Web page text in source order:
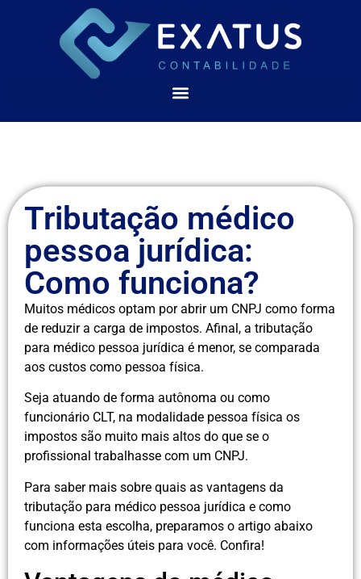
Tributação médico
pessoa jurídica:
Como funciona?
Muitos médicos optam por abrir um CNPJ como forma
de reduzir a carga de impostos. Afinal, a tributação
para médico pessoa jurídica é menor, se comparada
aos custos como pessoa física.
Seja atuando de forma autônoma ou como
funcionário CLT, na modalidade pessoa física os
impostos são muito mais altos do que se o
profissional trabalhasse com um CNPJ.
Para saber mais sobre quais as vantagens da
tributação para médico pessoa jurídica e como
funciona esta escolha, preparamos o artigo abaixo
com informações úteis para você. Confira!